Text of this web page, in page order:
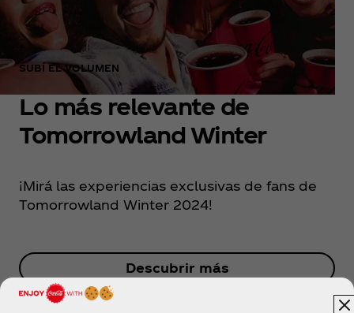
SUBÍ EL VOLUMEN
Lo más relevante de
Tomorrowland Winter
¡Mirá las experiencias exclusivas de fans de
Tomorrowland Winter 2024!
Descubrir más